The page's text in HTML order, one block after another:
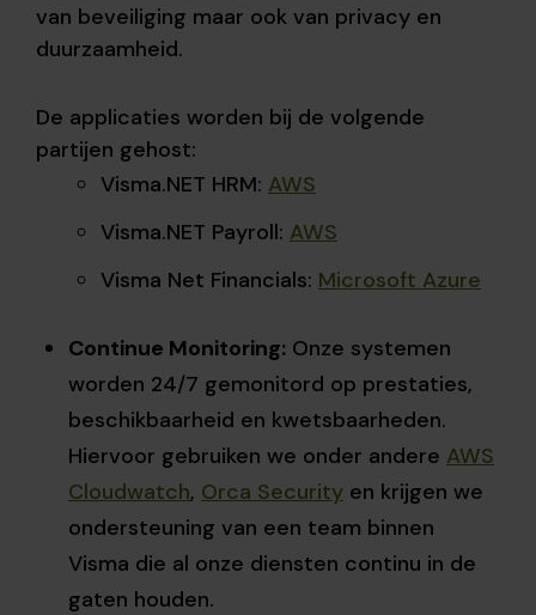
van beveiliging maar ook van privacy en
duurzaamheid.
De applicaties worden bij de volgende
partijen gehost:
Visma.NET HRM: AWS
Visma.NET Payroll: AWS
Visma Net Financials: Microsoft Azure
Continue Monitoring: Onze systemen
worden 24/7 gemonitord op prestaties,
beschikbaarheid en kwetsbaarheden.
Hiervoor gebruiken we onder andere AWS
Cloudwatch, Orca Security en krijgen we
ondersteuning van een team binnen
Visma die al onze diensten continu in de
gaten houden.